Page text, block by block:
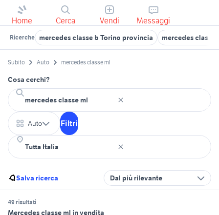
Home Cerca Vendi Messaggi
Ricerche mercedes classe b Torino provincia mercedes classe
Subito Auto mercedes classe ml
Cosa cerchi?
Auto Filtri
Salva ricerca Dal più rilevante
49 risultati
Mercedes classe ml in vendita